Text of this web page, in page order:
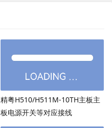
精粤H510/H511M-10TH主板主
板电源开关等对应接线